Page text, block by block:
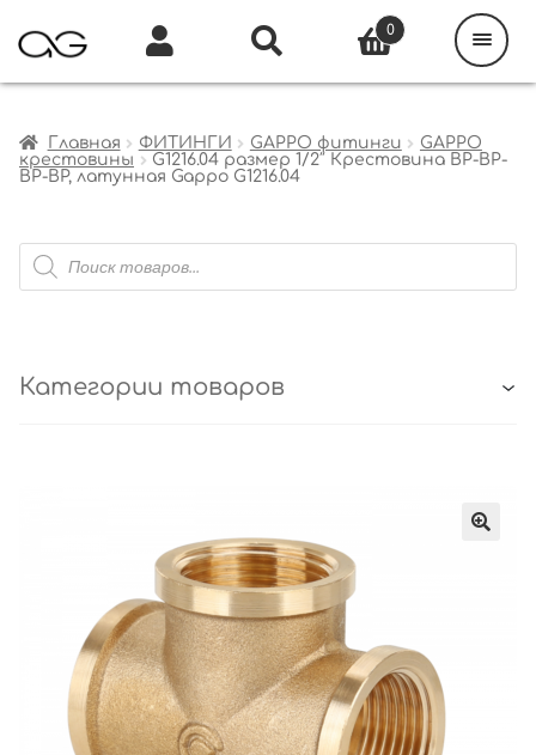
Главная ФИТИНГИ GAPPO фитинги
GAPPO
крестовины
G1216.04 размер 1/2″ Крестовина ВР-ВР-
ВР-ВР, латунная Gappo G1216.04
Поиск
товаров
Категории товаров
0